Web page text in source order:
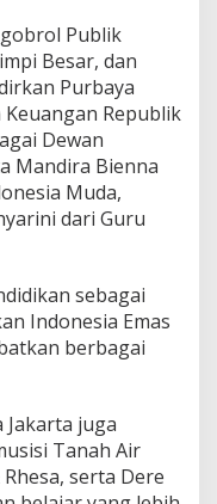
Publik
Besar, dan
Purbaya
Republik
Dewan
Mandira Bienna
Muda,
dari Guru
sebagai
Indonesia Emas
berbagai
Jakarta juga
Tanah Air
serta Dere